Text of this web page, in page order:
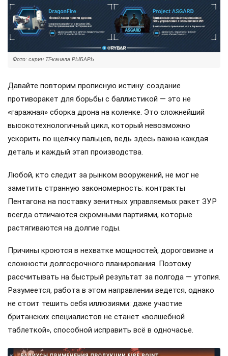
Фото: скрин ТГ-канала РЫБАРЬ
Давайте повторим прописную истину: создание
противоракет для борьбы с баллистикой — это не
«гаражная» сборка дрона на коленке. Это сложнейший
высокотехнологичный цикл, который невозможно
ускорить по щелчку пальцев, ведь здесь важна каждая
деталь и каждый этап производства.
Любой, кто следит за рынком вооружений, не мог не
заметить странную закономерность: контракты
Пентагона на поставку зенитных управляемых ракет ЗУР
всегда отличаются скромными партиями, которые
растягиваются на долгие годы.
Причины кроются в нехватке мощностей, дороговизне и
сложности долгосрочного планирования. Поэтому
рассчитывать на быстрый результат за полгода — утопия.
Разумеется, работа в этом направлении ведется, однако
не стоит тешить себя иллюзиями: даже участие
британских специалистов не станет «волшебной
таблеткой», способной исправить всё в одночасье.